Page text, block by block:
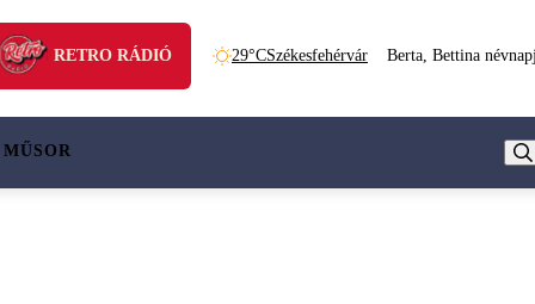
RETRO RÁDIÓ 29°CSzékesfehérvár Berta, Bettina